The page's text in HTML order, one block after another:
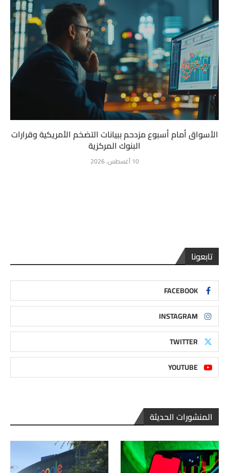
الأسواق أمام أسبوع مزدحم ببيانات التضخم الأمريكية وقرارات
البنوك المركزية
10 أغسطس، 2026
تابعونا
FACEBOOK
INSTAGRAM
TWITTER
YOUTUBE
المنشورات الحديثة